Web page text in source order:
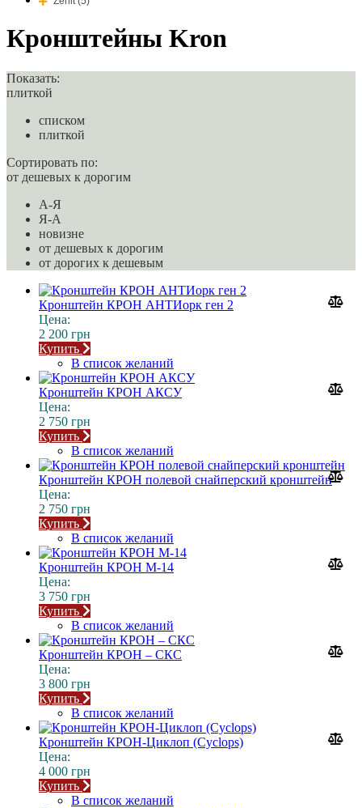
Кронштейны Kron
Показать:
плиткой
списком
плиткой
Сортировать по:
от дешевых к дорогим
A-Я
Я-A
новизне
от дешевых к дорогим
от дорогих к дешевым
Кронштейн КРОН АНТИорк ген 2
Цена:
2 200 грн
Купить
В список желаний
Кронштейн КРОН АКСУ
Цена:
2 750 грн
Купить
В список желаний
Кронштейн КРОН полевой снайперский кронштейн
Цена:
2 750 грн
Купить
В список желаний
Кронштейн КРОН М-14
Цена:
3 750 грн
Купить
В список желаний
Кронштейн КРОН – СКС
Цена:
3 800 грн
Купить
В список желаний
Кронштейн КРОН-Циклоп (Cyclops)
Цена:
4 000 грн
Купить
В список желаний